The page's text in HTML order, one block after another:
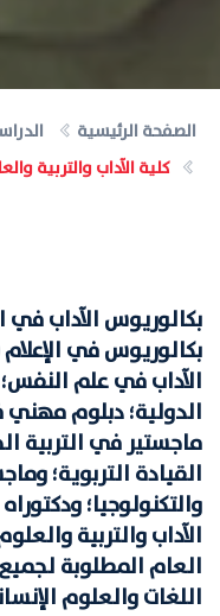
الصفحة الرئيسية
كلية الآداب والتربية
بكالوريوس الآداب في
بكالوريوس في الإعلام
الآداب في علم
الدولية؛ دبلوم مهني
ماجستير في التربية
القيادة التربوية؛
والتكنولوجيا؛
الآداب والتربية
العام المطلوبة
اللغات والعلوم